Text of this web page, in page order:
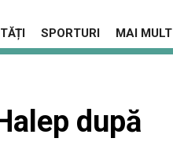
SPORTURI MAI MULT
după